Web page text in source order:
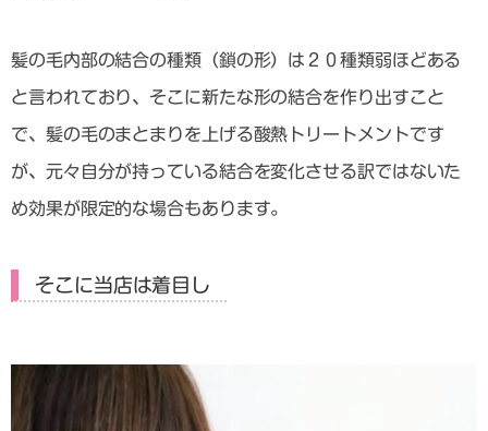
髪の毛内部の結合の種類（鎖の形）は２０種類弱ほどある
と言われており、そこに新たな形の結合を作り出すこと
で、髪の毛のまとまりを上げる酸熱トリートメントです
が、元々自分が持っている結合を変化させる訳ではないた
め効果が限定的な場合もあります。
そこに当店は着目し